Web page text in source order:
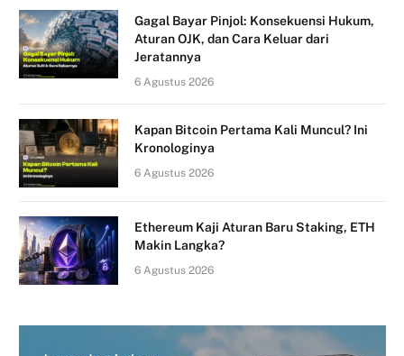
Gagal Bayar Pinjol: Konsekuensi Hukum,
Aturan OJK, dan Cara Keluar dari
Jeratannya
6 Agustus 2026
Kapan Bitcoin Pertama Kali Muncul? Ini
Kronologinya
6 Agustus 2026
Ethereum Kaji Aturan Baru Staking, ETH
Makin Langka?
6 Agustus 2026